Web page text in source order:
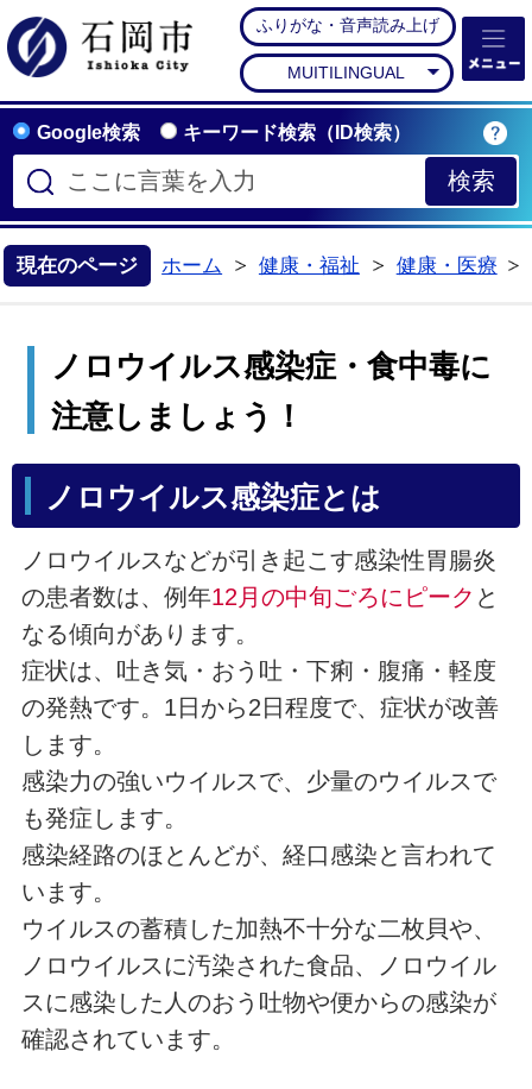
石岡市公式ホームペー
ふりがな・音声読み上げ
MUITILINGUAL
Google検索 キーワード検索（ID検索）
現在のページ ホーム
健康・福祉
健康・医療
ノロウイルス感染症・食中毒に
注意しましょう！
ノロウイルス感染症とは
ノロウイルスなどが引き起こす感染性胃腸炎
の患者数は、例年12月の中旬ごろにピーク と
なる傾向があります。
症状は、吐き気・おう吐・下痢・腹痛・軽度
の発熱です。1日から2日程度で、症状が改善
します。
感染力の強いウイルスで、少量のウイルスで
も発症します。
感染経路のほとんどが、経口感染と言われて
います。
ウイルスの蓄積した加熱不十分な二枚貝や、
ノロウイルスに汚染された食品、ノロウイル
スに感染した人のおう吐物や便からの感染が
確認されています。